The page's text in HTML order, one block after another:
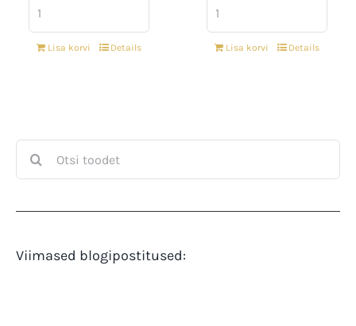
Viimased blogipostitused:
Lisa korvi Details Lisa korvi Details